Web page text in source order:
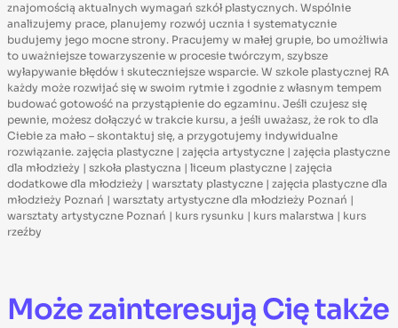
znajomością aktualnych wymagań szkół plastycznych. Wspólnie
analizujemy prace, planujemy rozwój ucznia i systematycznie
budujemy jego mocne strony. Pracujemy w małej grupie, bo umożliwia
to uważniejsze towarzyszenie w procesie twórczym, szybsze
wyłapywanie błędów i skuteczniejsze wsparcie. W szkole plastycznej RA
każdy może rozwijać się w swoim rytmie i zgodnie z własnym tempem
budować gotowość na przystąpienie do egzaminu. Jeśli czujesz się
pewnie, możesz dołączyć w trakcie kursu, a jeśli uważasz, że rok to dla
Ciebie za mało – skontaktuj się, a przygotujemy indywidualne
rozwiązanie. zajęcia plastyczne | zajęcia artystyczne | zajęcia plastyczne
dla młodzieży | szkoła plastyczna | liceum plastyczne | zajęcia
dodatkowe dla młodzieży | warsztaty plastyczne | zajęcia plastyczne dla
młodzieży Poznań | warsztaty artystyczne dla młodzieży Poznań |
warsztaty artystyczne Poznań | kurs rysunku | kurs malarstwa | kurs
rzeźby
Może zainteresują Cię także